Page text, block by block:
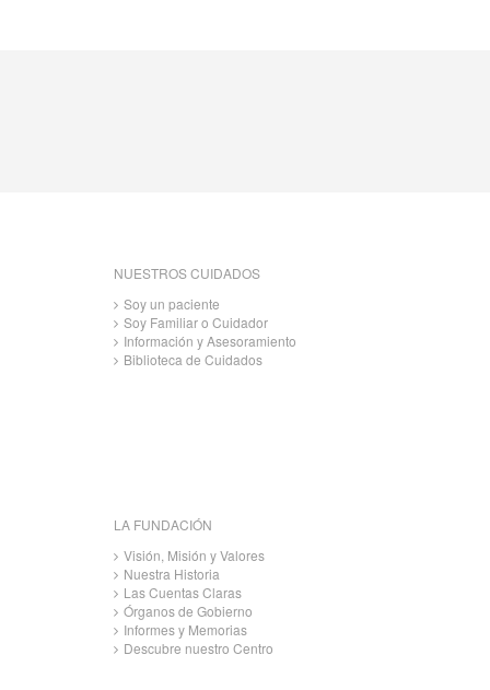
NUESTROS CUIDADOS
Soy un paciente
Soy Familiar o Cuidador
Información y Asesoramiento
Biblioteca de Cuidados
LA FUNDACIÓN
Visión, Misión y Valores
Nuestra Historia
Las Cuentas Claras
Órganos de Gobierno
Informes y Memorias
Descubre nuestro Centro